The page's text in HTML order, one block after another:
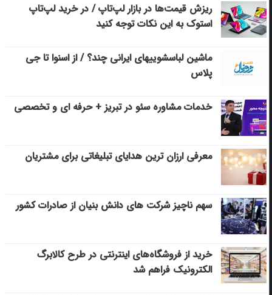
ریزش قیمت‌ها در بازار لپ‌تاپ / در خرید لپ‌تاپ
استوک به این نکات توجه کنید
ماشین لباسشویی‎های ایرانی چند؟ / از اسنوا تا جی
پلاس
خدمات مشاوره سئو در تبریز + حرفه ای و تخصصی
معرفی ارزان ترین هدایای تبلیغاتی برای مشتریان
سهم ناچیز شرکت های دانش بنیان از صادرات کشور
خرید از فروشگاه‌های اینترنتی در طرح کالابرگ
الکترونیک فراهم شد